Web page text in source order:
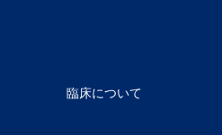
臨床について